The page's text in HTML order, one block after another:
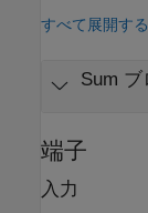
すべて展開する
Sum ブ
端子
入力